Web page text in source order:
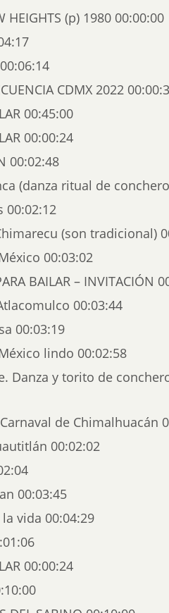
HEIGHTS (p) 1980 00:00:00
CDMX 2022
00:45:00
00:00:24
00:02:48
(danza ritual de
00:02:12
(son tradicional)
00:03:02
BAILAR – INVITACIÓN
00:03:44
00:03:19
lindo 00:02:58
Danza y torito de
de Chimalhuacán
00:02:02
00:03:45
vida 00:04:29
00:00:24